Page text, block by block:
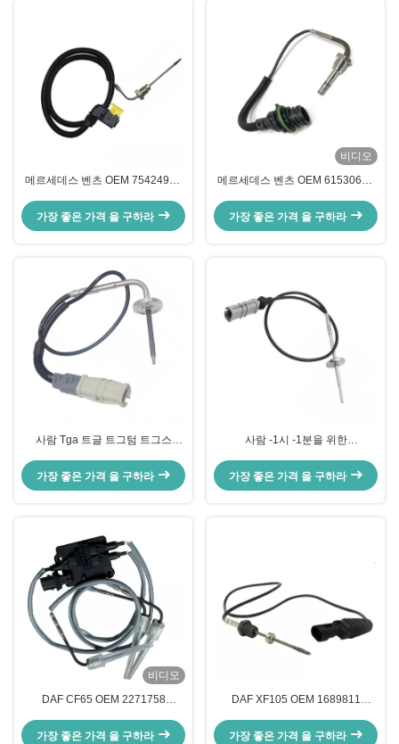
메르세데스 벤츠 OEM 75424918
한 Euro6 배기 온도 센서
가장 좋은 가격 을 구하라
비디오
메르세데스 벤츠 OEM 61530628
위한 Euro5 배기 온도 센서
가장 좋은 가격 을 구하라
사람 Tga 트글 트그텀 트그스
온도 센서
가장 좋은 가격 을 구하라
사람 -1시 -1분을 위한
센서
가장 좋은 가격 을 구하라
비디오
DAF CF65 OEM 2271758
온도 검출 센서
가장 좋은 가격 을 구하라
DAF XF105 OEM 1689811
온도 검출 센서
가장 좋은 가격 을 구하라